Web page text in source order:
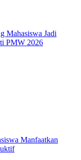
Mahasiswa Jadi
PMW 2026
Manfaatkan